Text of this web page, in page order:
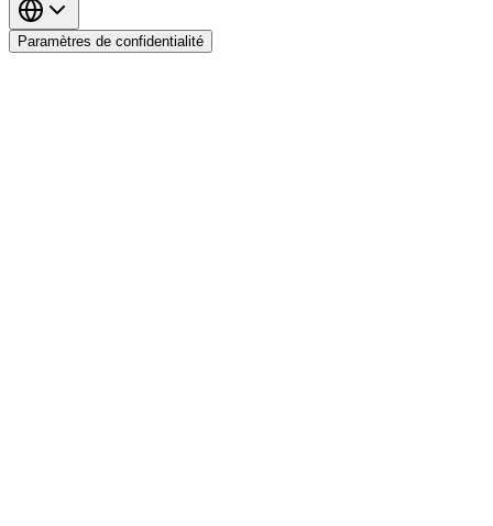
Paramètres de confidentialité